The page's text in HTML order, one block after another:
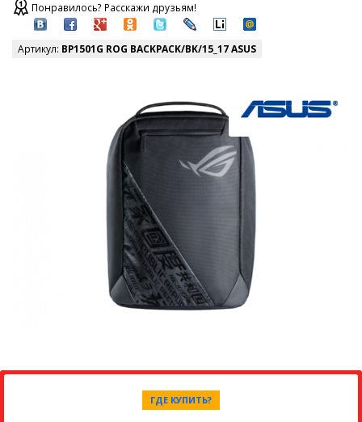
Понравилось? Расскажи друзьям!
Артикул: BP1501G ROG BACKPACK/BK/15_17 ASUS
ГДЕ КУПИТЬ?